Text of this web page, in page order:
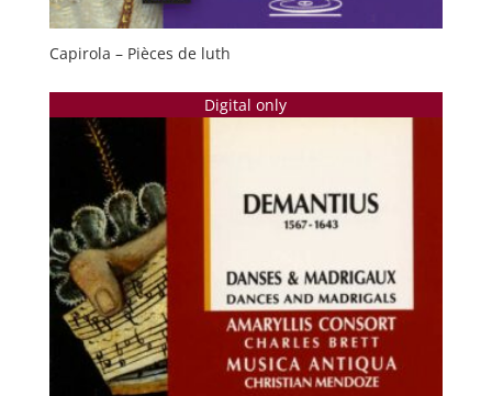
Capirola – Pièces de luth
Digital only